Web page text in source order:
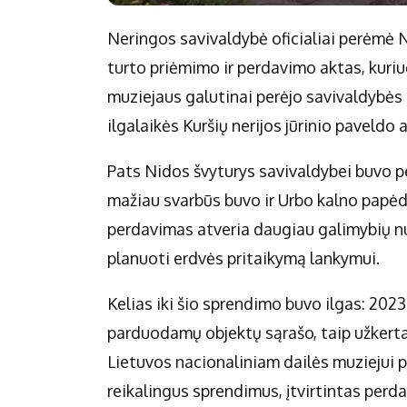
Neringos savivaldybė oficialiai perėmė
turto priėmimo ir perdavimo aktas,
muziejaus galutinai perėjo
ilgalaikės Kuršių nerijos jūrinio paveldo
Pats Nidos švyturys savivaldybei buvo
mažiau svarbūs buvo ir Urbo kalno
perdavimas atveria daugiau galimybių
planuoti erdvės pritaikymą lankymui.
Kelias iki šio sprendimo buvo ilgas:
parduodamų objektų sąrašo, taip
Lietuvos nacionaliniam dailės muziejui
reikalingus sprendimus, įtvirtintas